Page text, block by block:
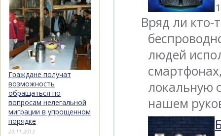
Вряд ли кто-
людей
локальную
нашем
Граждане получат
возможность
обращаться по
вопросам нелегальной
миграции в упрощенном
порядке
20.11.2013